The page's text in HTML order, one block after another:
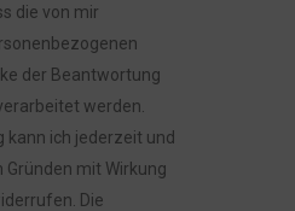
die von mir
der Beantwortung
werden.
kann ich jederzeit und
Gründen mit Wirkung
Die